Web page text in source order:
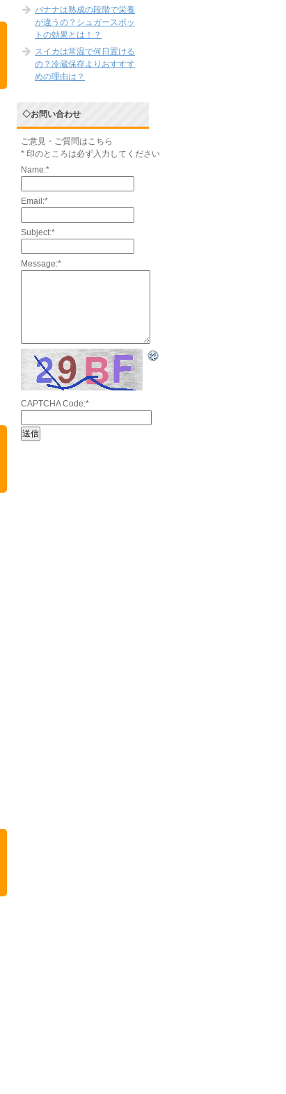
バナナは熟成の段階で栄養
が違うの？シュガースポッ
トの効果とは！？
スイカは常温で何日置ける
の？冷蔵保存よりおすすす
めの理由は？
◇お問い合わせ
ご意見・ご質問はこちら
* 印のところは必ず入力してください
Name:*
Email:*
Subject:*
Message:*
CAPTCHA Code:*